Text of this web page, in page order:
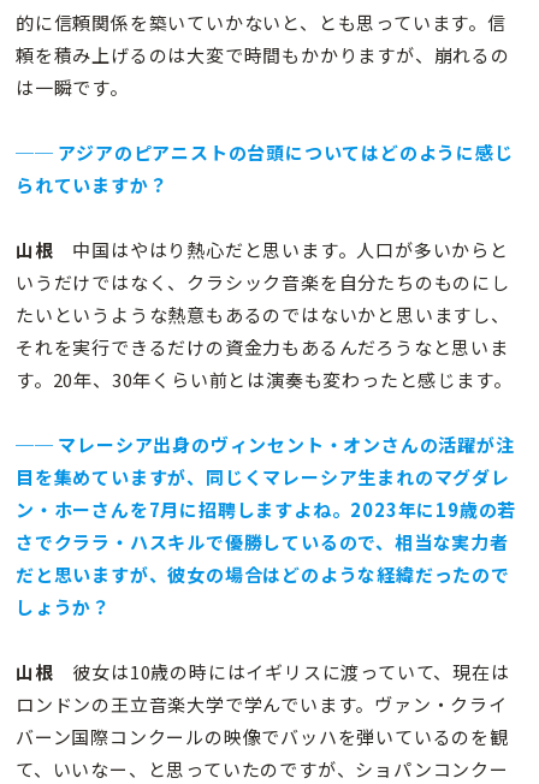
的に信頼関係を築いていかないと、とも思っています。信
頼を積み上げるのは大変で時間もかかりますが、崩れるの
は一瞬です。
── アジアのピアニストの台頭についてはどのように感じ
られていますか？
山根 中国はやはり熱心だと思います。人口が多いからと
いうだけではなく、クラシック音楽を自分たちのものにし
たいというような熱意もあるのではないかと思いますし、
それを実行できるだけの資金力もあるんだろうなと思いま
す。20年、30年くらい前とは演奏も変わったと感じます。
── マレーシア出身のヴィンセント・オンさんの活躍が注
目を集めていますが、同じくマレーシア生まれのマグダレ
ン・ホーさんを7月に招聘しますよね。2023年に19歳の若
さでクララ・ハスキルで優勝しているので、相当な実力者
だと思いますが、彼女の場合はどのような経緯だったので
しょうか？
山根 彼女は10歳の時にはイギリスに渡っていて、現在は
ロンドンの王立音楽大学で学んでいます。ヴァン・クライ
バーン国際コンクールの映像でバッハを弾いているのを観
て、いいなー、と思っていたのですが、ショパンコンクー